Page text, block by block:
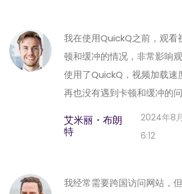
我在使用QuickQ之前，观看
顿和缓冲的情况，非常影响
使用了QuickQ，视频加载速
再也没有遇到卡顿和缓冲的
艾米丽・布朗
特
2024年8
6:12
我经常需要跨国访问网站，